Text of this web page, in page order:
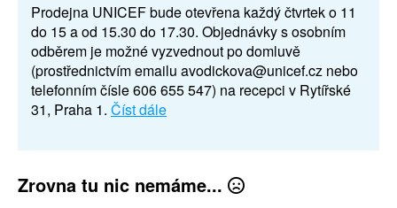
Prodejna UNICEF bude otevřena každý čtvrtek o 11
do 15 a od 15.30 do 17.30. Objednávky s osobním
odběrem je možné vyzvednout po domluvě
(prostřednictvím emailu avodickova@unicef.cz nebo
telefonním čísle 606 655 547) na recepci v Rytířské
31, Praha 1. Číst dále
Zrovna tu nic nemáme...